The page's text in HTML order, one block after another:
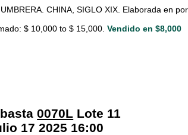
CHINA, SIGLO XIX. Elaborada en
$ 10,000 to $ 15,000. Vendido en $8,000
0070L Lote 11
17 2025 16:00